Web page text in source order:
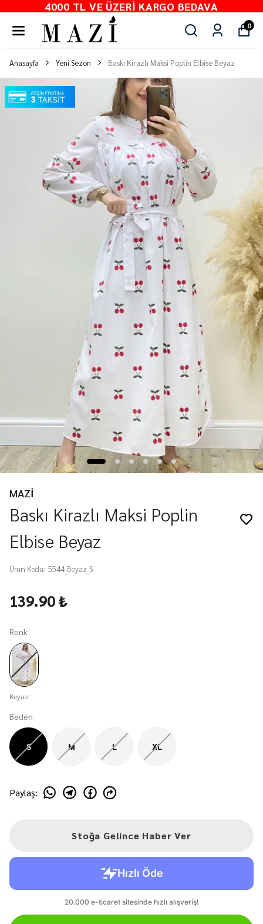
4000 TL VE ÜZERI KARGO BEDAVA
0
Anasayfa Yeni Sezon Baskı Kirazlı Maksi Poplin Elbise Beyaz
MAZİ
Baskı Kirazlı Maksi Poplin
Elbise Beyaz
Ürün Kodu: 5544_Beyaz_S
139.90 ₺
Renk
Beyaz
Beden
S M L XL
Paylaş:
Stoğa Gelince Haber Ver